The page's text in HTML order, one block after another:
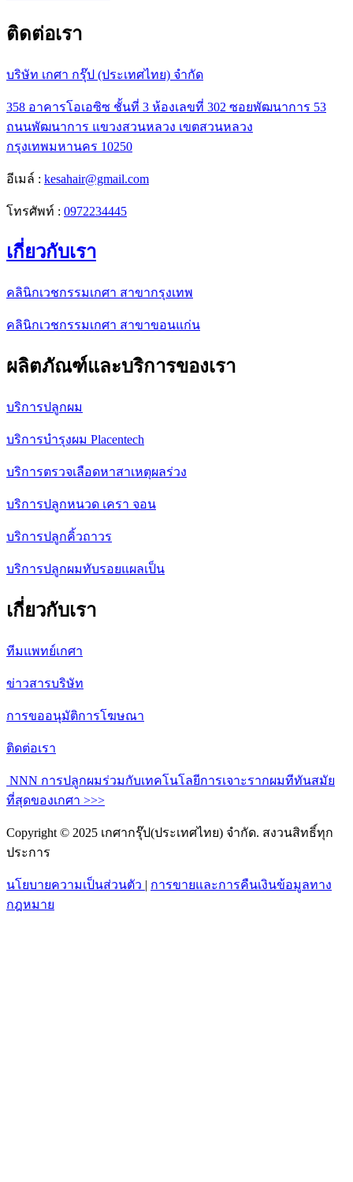
ติดต่อเรา
บริษัท เกศา กรุ๊ป (ประเทศไทย) จำกัด
358 อาคารโอเอซิซ ชั้นที่ 3 ห้องเลขที่ 302 ซอยพัฒนาการ 53
ถนนพัฒนาการ แขวงสวนหลวง เขตสวนหลวง
กรุงเทพมหานคร 10250
อีเมล์ : kesahair@gmail.com
โทรศัพท์ : 0972234445
เกี่ยวกับเรา
คลินิกเวชกรรมเกศา สาขากรุงเทพ
คลินิกเวชกรรมเกศา สาขาขอนแก่น
ผลิตภัณฑ์และบริการของเรา
บริการปลูกผม
บริการบำรุงผม Placentech
บริการตรวจเลือดหาสาเหตุผลร่วง
บริการปลูกหนวด เครา จอน
บริการปลูกคิ้วถาวร
บริการปลูกผมทับรอยแผลเป็น
เกี่ยวกับเรา
ทีมแพทย์เกศา
ข่าวสารบริษัท
การขออนุมัติการโฆษณา
ติดต่อเรา
NNN การปลูกผมร่วมกับเทคโนโลยีการเจาะรากผมทีทันสมัย
ที่สุดของเกศา >>>
Copyright © 2025 เกศากรุ๊ป(ประเทศไทย) จำกัด. สงวนสิทธิ์ทุก
ประการ
นโยบายความเป็นส่วนตัว | การขายและการคืนเงินข้อมูลทาง
กฎหมาย